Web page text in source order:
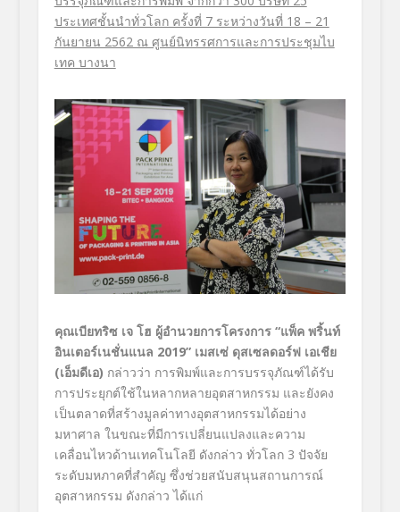
ประเทศชั้นนำทั่วโลก ครั้งที่ 7 ระหว่างวันที่ 18 – 21
กันยายน 2562 ณ ศูนย์นิทรรศการและการประชุมไบ
เทค บางนา
คุณเบียทริซ เจ โฮ ผู้อำนวยการโครงการ “แพ็ค พริ้นท์
อินเตอร์เนชั่นแนล 2019” เมสเซ่ ดุสเซลดอร์ฟ เอเชีย
(เอ็มดีเอ) กล่าวว่า การพิมพ์และการบรรจุภัณฑ์ได้รับ
การประยุกต์ใช้ในหลากหลายอุตสาหกรรม และยังคง
เป็นตลาดที่สร้างมูลค่าทางอุตสาหกรรมได้อย่าง
มหาศาล ในขณะที่มีการเปลี่ยนแปลงและความ
เคลื่อนไหวด้านเทคโนโลยี ดังกล่าว ทั่วโลก 3 ปัจจัย
ระดับมหภาคที่สำคัญ ซึ่งช่วยสนับสนุนสถานการณ์
อุตสาหกรรม ดังกล่าว ได้แก่